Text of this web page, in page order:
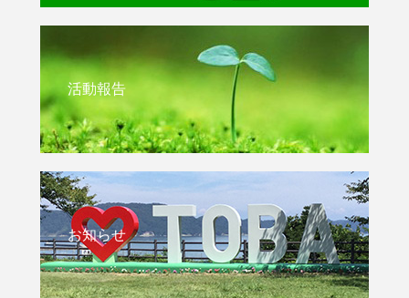
活動報告
お知らせ